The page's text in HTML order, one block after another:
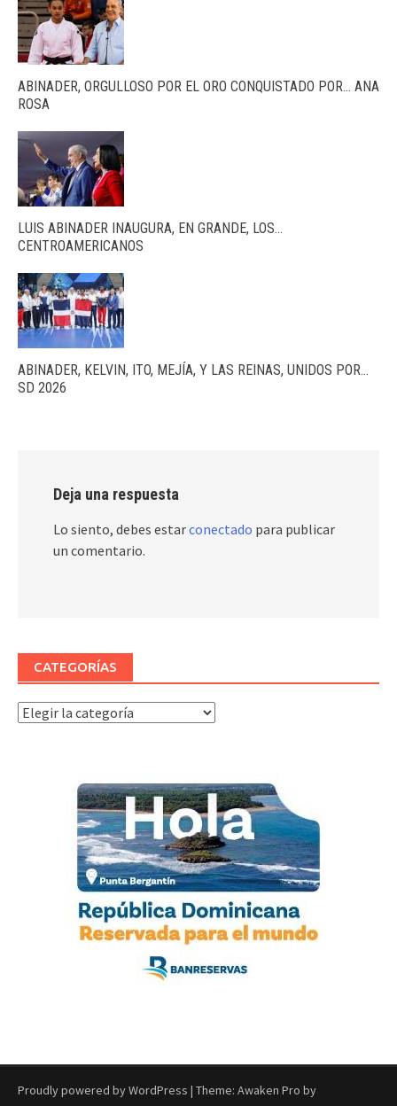
ABINADER, ORGULLOSO POR EL ORO CONQUISTADO POR… ANA
ROSA
LUIS ABINADER INAUGURA, EN GRANDE, LOS…
CENTROAMERICANOS
ABINADER, KELVIN, ITO, MEJÍA, Y LAS REINAS, UNIDOS POR…
SD 2026
Deja una respuesta
Lo siento, debes estarconectado para publicar
un comentario.
CATEGORÍAS
Categorías
Proudly powered by WordPress | Theme: Awaken Pro by